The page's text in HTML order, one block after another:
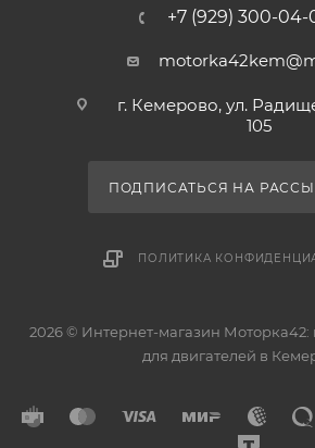
+7 (929) 300-04-
г. Кемерово, ул.
105
ПОДПИСАТЬСЯ НА
ПОЛИТИКА
2026 © Интернет-магазин Моторка42:
для двигателей в